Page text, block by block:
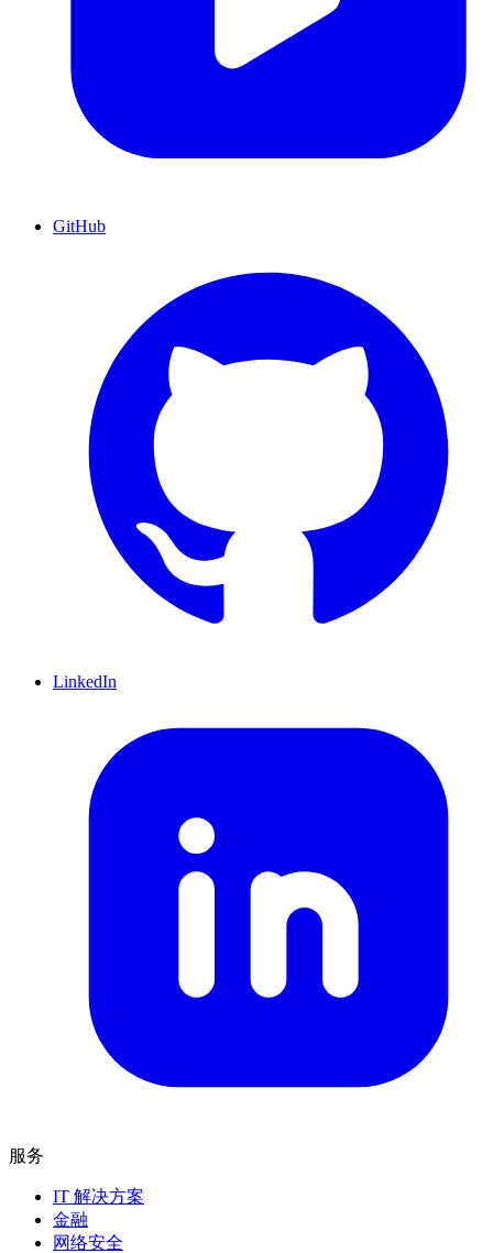
GitHub
LinkedIn
服务
IT 解决方案
金融
网络安全